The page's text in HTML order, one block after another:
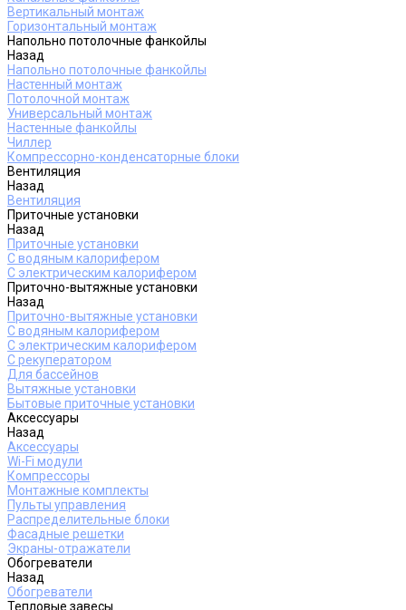
Вертикальный монтаж
Горизонтальный монтаж
Напольно потолочные фанкойлы
Назад
Напольно потолочные фанкойлы
Настенный монтаж
Потолочной монтаж
Универсальный монтаж
Настенные фанкойлы
Чиллер
Компрессорно-конденсаторные блоки
Вентиляция
Назад
Вентиляция
Приточные установки
Назад
Приточные установки
С водяным калорифером
С электрическим калорифером
Приточно-вытяжные установки
Назад
Приточно-вытяжные установки
С водяным калорифером
С электрическим калорифером
С рекуператором
Для бассейнов
Вытяжные установки
Бытовые приточные установки
Аксессуары
Назад
Аксессуары
Wi-Fi модули
Компрессоры
Монтажные комплекты
Пульты управления
Распределительные блоки
Фасадные решетки
Экраны-отражатели
Обогреватели
Назад
Обогреватели
Тепловые завесы